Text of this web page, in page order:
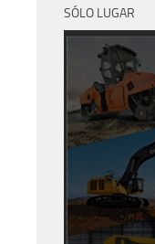
SÓLO LUGAR